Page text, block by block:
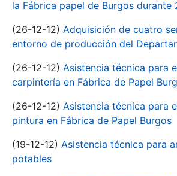
la Fábrica papel de Burgos durante
(26-12-12) Adquisición de cuatro
entorno de producción del
(26-12-12) Asistencia técnica para
carpintería en Fábrica de Papel
(26-12-12) Asistencia técnica para
pintura en Fábrica de Papel Burgos
(19-12-12) Asistencia técnica para
potables